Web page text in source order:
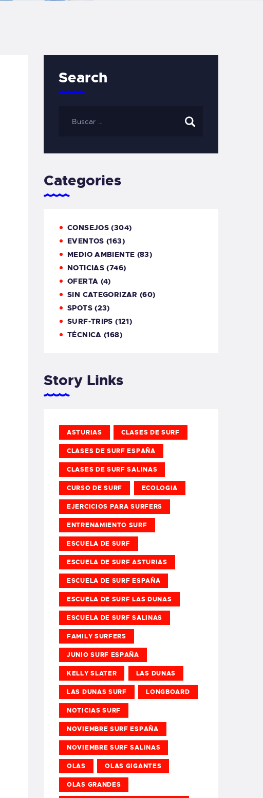
Search
Categories
CONSEJOS (304)
EVENTOS (163)
MEDIO AMBIENTE (83)
NOTICIAS (746)
OFERTA (4)
SIN CATEGORIZAR (60)
SPOTS(23)
SURF-TRIPS (121)
TÉCNICA (168)
Story Links
ASTURIAS CLASES DE SURF
CLASES DE SURF ESPAÑA
CLASES DE SURF SALINAS
CURSO DE SURF ECOLOGIA
EJERCICIOS PARA SURFERS
ENTRENAMIENTO SURF
ESCUELA DE SURF
ESCUELA DE SURF ASTURIAS
ESCUELA DE SURF ESPAÑA
ESCUELA DE SURF LAS DUNAS
ESCUELA DE SURF SALINAS
FAMILY SURFERS
JUNIO SURF ESPAÑA
KELLY SLATER LAS DUNAS
LAS DUNAS SURF LONGBOARD
NOTICIAS SURF
NOVIEMBRE SURF ESPAÑA
NOVIEMBRE SURF SALINAS
OLAS OLAS GIGANTES
OLAS GRANDES